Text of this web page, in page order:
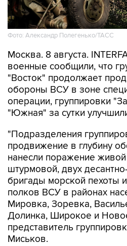
Фото: Александр Полегенько/ТАСС
Москва. 8 августа.
военные сообщили, что
"Восток" продолжает
обороны ВСУ в зоне
операции, группировки
"Южная" за сутки
"Подразделения
продвижение в глубину
нанесли поражение живой
штурмовой, двух
бригады морской пехоты
полков ВСУ в районах
Мировка, Зоревка,
Долинка, Широкое и
представитель
Миськов.